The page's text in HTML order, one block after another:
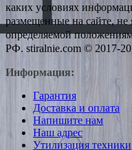
каких условиях
размещенные на сайте,
определяемой
РФ. stiralnie.com © 2017-
Информация:
Гарантия
Доставка и оплата
Напишите нам
Наш адрес
Утилизация техники